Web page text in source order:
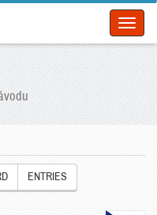
ENTRIES